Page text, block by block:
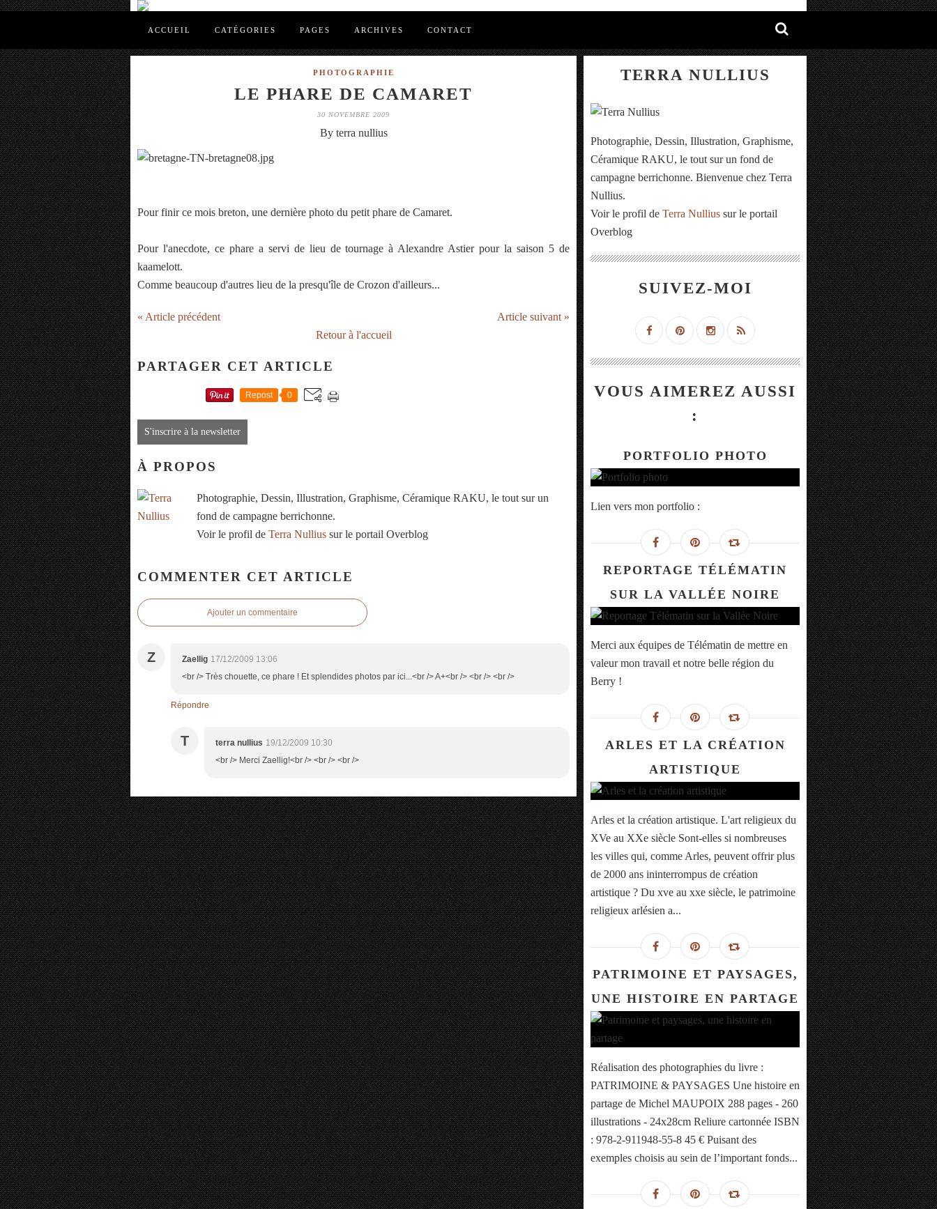
ACCUEIL CATÉGORIES PAGES ARCHIVES CONTACT
PHOTOGRAPHIE
LE PHARE DE CAMARET
30 NOVEMBRE 2009
By terra nullius
Pour finir ce mois breton, une dernière photo du petit phare de Camaret.
Pour l'anecdote, ce phare a servi de lieu de tournage à Alexandre Astier pour la saison 5 de
kaamelott.
Comme beaucoup d'autres lieu de la presqu'île de Crozon d'ailleurs...
« Article précédent
Article suivant »
Retour à l'accueil
PARTAGER CET ARTICLE
Repost 0
S'inscrire à la newsletter
À PROPOS
Photographie, Dessin, Illustration, Graphisme, Céramique RAKU, le tout sur un
fond de campagne berrichonne.
Voir le profil de Terra Nullius sur le portail Overblog
COMMENTER CET ARTICLE
Ajouter un commentaire
Z Zaellig 17/12/2009 13:06
<br /> Très chouette, ce phare ! Et splendides photos par ici...<br /> A+<br /> <br /> <br />
Répondre
T terra nullius 19/12/2009 10:30
<br /> Merci Zaellig!<br /> <br /> <br />
TERRA NULLIUS
Photographie, Dessin, Illustration, Graphisme,
Céramique RAKU, le tout sur un fond de
campagne berrichonne. Bienvenue chez Terra
Nullius.
Voir le profil de Terra Nullius sur le portail
Overblog
SUIVEZ-MOI
VOUS AIMEREZ AUSSI
:
PORTFOLIO PHOTO
Lien vers mon portfolio :
REPORTAGE TÉLÉMATIN
SUR LA VALLÉE NOIRE
Merci aux équipes de Télématin de mettre en
valeur mon travail et notre belle région du
Berry !
ARLES ET LA CRÉATION
ARTISTIQUE
Arles et la création artistique. L'art religieux du
XVe au XXe siècle Sont-elles si nombreuses
les villes qui, comme Arles, peuvent offrir plus
de 2000 ans ininterrompus de création
artistique ? Du xve au xxe siècle, le patrimoine
religieux arlésien a...
PATRIMOINE ET PAYSAGES,
UNE HISTOIRE EN PARTAGE
Réalisation des photographies du livre :
PATRIMOINE & PAYSAGES Une histoire en
partage de Michel MAUPOIX 288 pages - 260
illustrations - 24x28cm Reliure cartonnée ISBN
: 978-2-911948-55-8 45 € Puisant des
exemples choisis au sein de l’important fonds...